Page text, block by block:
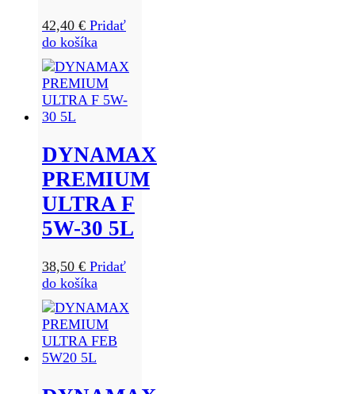
42,40 € Pridať
do košíka
DYNAMAX
PREMIUM
ULTRA F
5W-30 5L
38,50 € Pridať
do košíka